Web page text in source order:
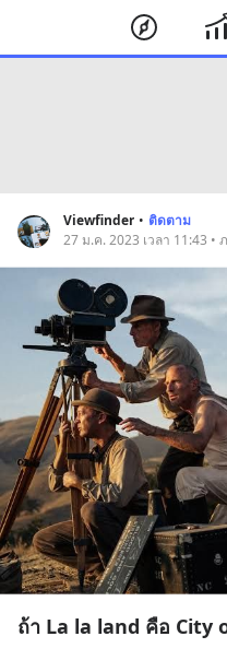
Viewfinder • ติดตาม
27 ม.ค. 2023 เวลา 11:43 •
ถ้า La la land คือ City